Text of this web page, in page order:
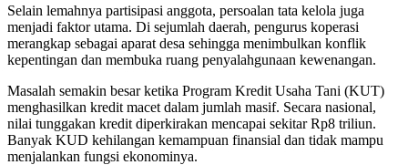
Selain lemahnya partisipasi anggota, persoalan tata kelola juga
menjadi faktor utama. Di sejumlah daerah, pengurus koperasi
merangkap sebagai aparat desa sehingga menimbulkan konflik
kepentingan dan membuka ruang penyalahgunaan kewenangan.
Masalah semakin besar ketika Program Kredit Usaha Tani (KUT)
menghasilkan kredit macet dalam jumlah masif. Secara nasional,
nilai tunggakan kredit diperkirakan mencapai sekitar Rp8 triliun.
Banyak KUD kehilangan kemampuan finansial dan tidak mampu
menjalankan fungsi ekonominya.